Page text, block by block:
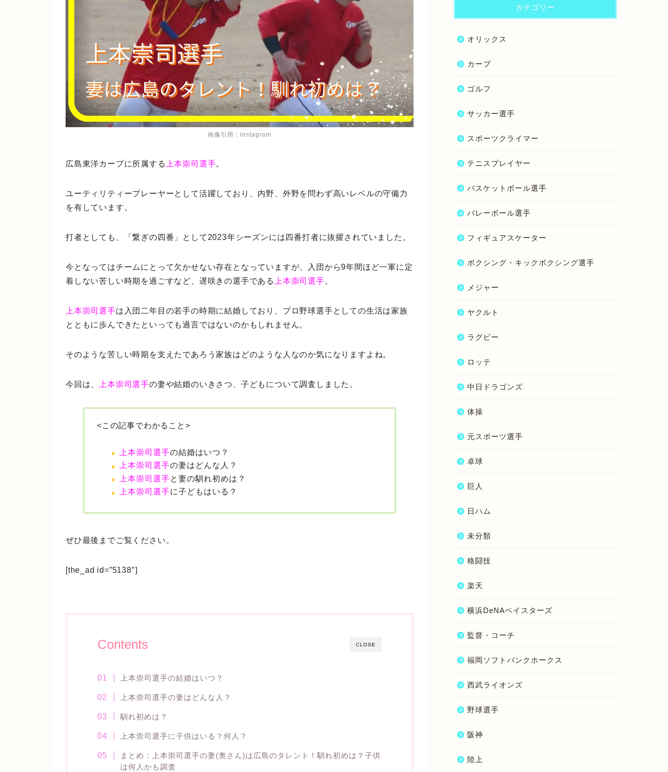
画像引用：Instagram
広島東洋カープに所属する 上本崇司選手。
ユーティリティープレーヤーとして活躍しており、内野、外野を問わず高いレベルの守備力
を有しています。
打者としても、「繋ぎの四番」として2023年シーズンには四番打者に抜擢されていました。
今となってはチームにとって欠かせない存在となっていますが、入団から9年間ほど一軍に定
着しない苦しい時期を過ごすなど、遅咲きの選手である
上本崇司選手。
上本崇司選手は入団二年目の若手の時期に結婚しており、プロ野球選手としての生活は家族
とともに歩んできたといっても過言ではないのかもしれません。
そのような苦しい時期を支えたであろう家族はどのような人なのか気になりますよね。
今回は、 上本崇司選手の妻や結婚のいきさつ、子どもについて調査しました。
<この記事でわかること>
上本崇司選手の結婚はいつ？
上本崇司選手の妻はどんな人？
上本崇司選手と妻の馴れ初めは？
上本崇司選手に子どもはいる？
ぜひ最後までご覧ください。
[the_ad id=”5138″]
CLOSE
Contents
上本崇司選手の結婚はいつ？
上本崇司選手の妻はどんな人？
馴れ初めは？
上本崇司選手に子供はいる？何人？
まとめ：上本崇司選手の妻(奥さん)は広島のタレント！馴れ初めは？子供
は何人かも調査
カテゴリー
オリックス
カープ
ゴルフ
サッカー選手
スポーツクライマー
テニスプレイヤー
バスケットボール選手
バレーボール選手
フィギュアスケーター
ボクシング・キックボクシング選手
メジャー
ヤクルト
ラグビー
ロッテ
中日ドラゴンズ
体操
元スポーツ選手
卓球
巨人
日ハム
未分類
格闘技
楽天
横浜DeNAベイスターズ
監督・コーチ
福岡ソフトバンクホークス
西武ライオンズ
野球選手
阪神
陸上